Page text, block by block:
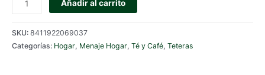
PAVA
INOX.
CON
FILTRO
Añadir al carrito
SKU: 8411922069037
Categorías: Hogar, Menaje Hogar, Té y Café, Teteras